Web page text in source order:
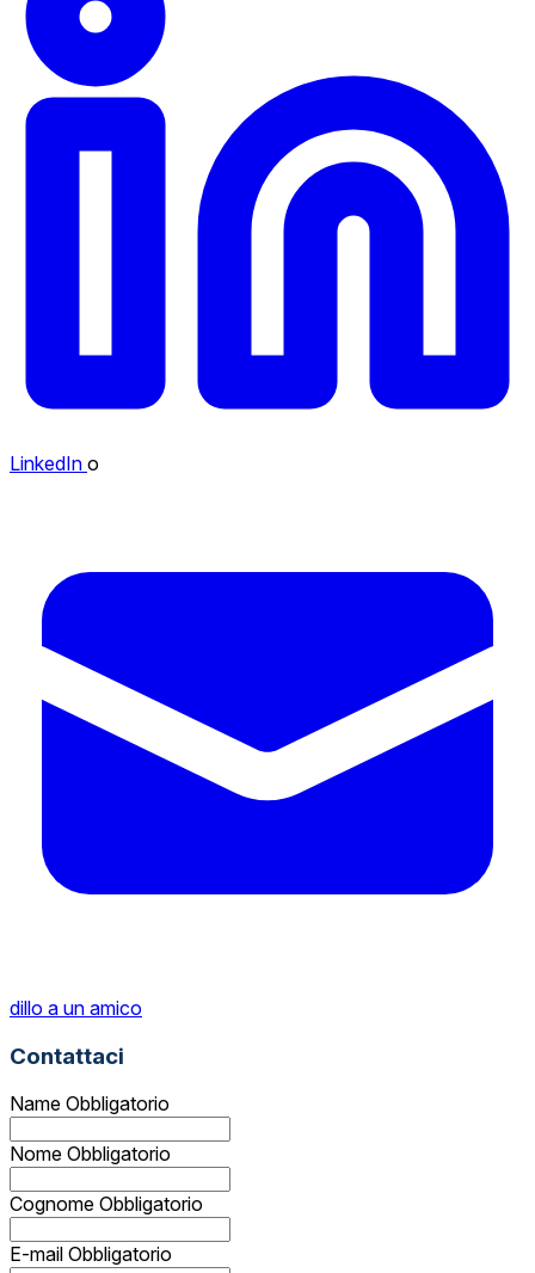
LinkedIn o
dillo a un amico
Contattaci
Name Obbligatorio
Nome Obbligatorio
Cognome Obbligatorio
E-mail Obbligatorio